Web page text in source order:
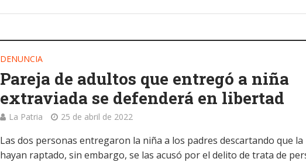
DENUNCIA
Pareja de adultos que entregó a niña
extraviada se defenderá en libertad
La Patria 25 de abril de 2022
Las dos personas entregaron la niña a los padres descartando que la
hayan raptado, sin embargo, se las acusó por el delito de trata de